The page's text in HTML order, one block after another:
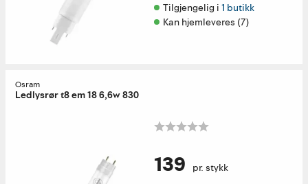
Tilgjengelig i 1 butikk
Kan hjemleveres (7)
Osram
Ledlysrør t8 em 18 6,6w 830
139 pr. stykk